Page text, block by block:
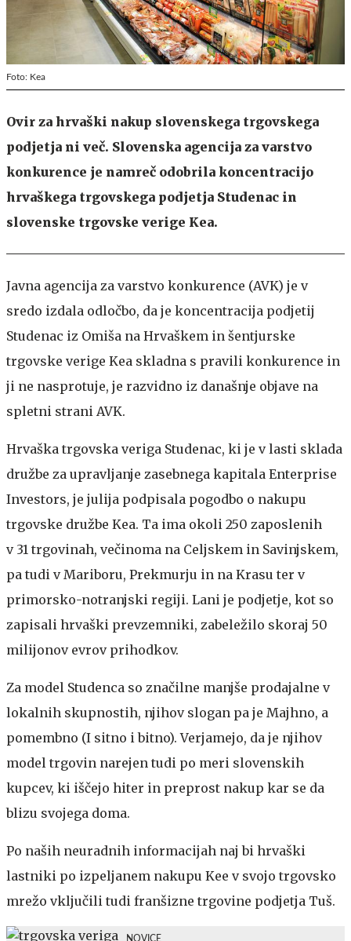
Foto: Kea
Ovir za hrvaški nakup slovenskega trgovskega
podjetja ni več. Slovenska agencija za varstvo
konkurence je namreč odobrila koncentracijo
hrvaškega trgovskega podjetja Studenac in
slovenske trgovske verige Kea.
Javna agencija za varstvo konkurence (AVK) je v
sredo izdala odločbo, da je koncentracija podjetij
Studenac iz Omiša na Hrvaškem in šentjurske
trgovske verige Kea skladna s pravili konkurence in
ji ne nasprotuje, je razvidno iz današnje objave na
spletni strani AVK.
Hrvaška trgovska veriga Studenac, ki je v lasti sklada
družbe za upravljanje zasebnega kapitala Enterprise
Investors, je julija podpisala pogodbo o nakupu
trgovske družbe Kea. Ta ima okoli 250 zaposlenih
v 31 trgovinah, večinoma na Celjskem in Savinjskem,
pa tudi v Mariboru, Prekmurju in na Krasu ter v
primorsko-notranjski regiji. Lani je podjetje, kot so
zapisali hrvaški prevzemniki, zabeležilo skoraj 50
milijonov evrov prihodkov.
Za model Studenca so značilne manjše prodajalne v
lokalnih skupnostih, njihov slogan pa je Majhno, a
pomembno (I sitno i bitno). Verjamejo, da je njihov
model trgovin narejen tudi po meri slovenskih
kupcev, ki iščejo hiter in preprost nakup kar se da
blizu svojega doma.
Po naših neuradnih informacijah naj bi hrvaški
lastniki po izpeljanem nakupu Kee v svojo trgovsko
mrežo vključili tudi franšizne trgovine podjetja Tuš.
NOVICE